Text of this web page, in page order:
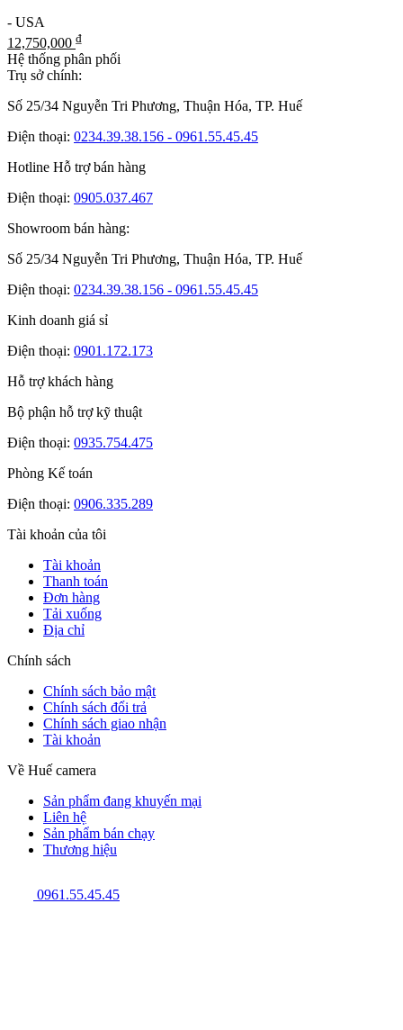
- USA
12,750,000 ₫
Hệ thống phân phối
Trụ sở chính:
Số 25/34 Nguyễn Tri Phương, Thuận Hóa, TP. Huế
Điện thoại: 0234.39.38.156 - 0961.55.45.45
Hotline Hỗ trợ bán hàng
Điện thoại: 0905.037.467
Showroom bán hàng:
Số 25/34 Nguyễn Tri Phương, Thuận Hóa, TP. Huế
Điện thoại: 0234.39.38.156 - 0961.55.45.45
Kinh doanh giá sỉ
Điện thoại: 0901.172.173
Hỗ trợ khách hàng
Bộ phận hỗ trợ kỹ thuật
Điện thoại: 0935.754.475
Phòng Kế toán
Điện thoại: 0906.335.289
Tài khoản của tôi
Tài khoản
Thanh toán
Đơn hàng
Tải xuống
Địa chỉ
Chính sách
Chính sách bảo mật
Chính sách đổi trả
Chính sách giao nhận
Tài khoản
Về Huế camera
Sản phẩm đang khuyến mại
Liên hệ
Sản phẩm bán chạy
Thương hiệu
0961.55.45.45